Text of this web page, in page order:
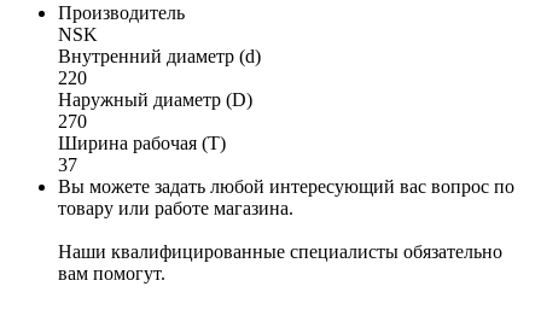
Производитель
NSK
Внутренний диаметр (d)
220
Наружный диаметр (D)
270
Ширина рабочая (T)
37
Вы можете задать любой интересующий вас вопрос по
товару или работе магазина.
Наши квалифицированные специалисты обязательно
вам помогут.